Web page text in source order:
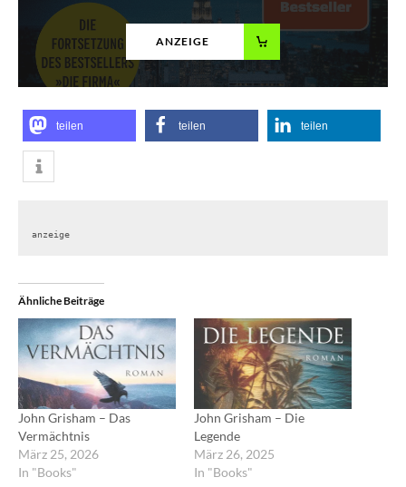
ANZEIGE
teilen teilen teilen
anzeige
Ähnliche Beiträge
John Grisham – Das
Vermächtnis
März 25, 2026
In "Books"
John Grisham – Die
Legende
März 26, 2025
In "Books"